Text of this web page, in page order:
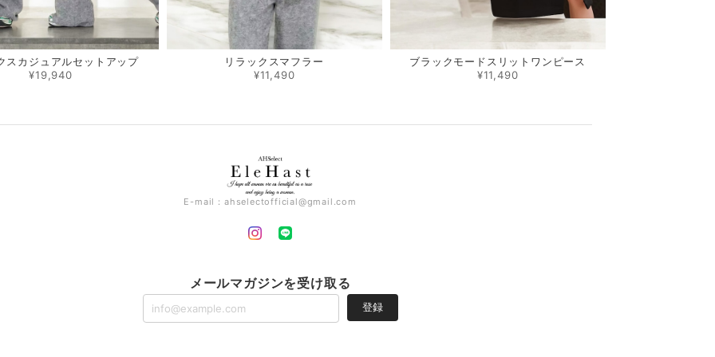
スカジュアルセットアップ
¥19,940
リラックスマフラー
¥11,490
ブラックモードスリットワンピース
¥11,490
E-mail：ahselectofficial@gmail.com
メールマガジンを受け取る
登録